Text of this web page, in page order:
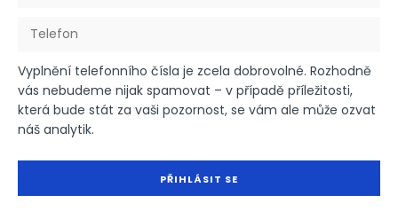
Vyplnění telefonního čísla je zcela dobrovolné. Rozhodně
vás nebudeme nijak spamovat – v případě příležitosti,
která bude stát za vaši pozornost, se vám ale může ozvat
náš analytik.